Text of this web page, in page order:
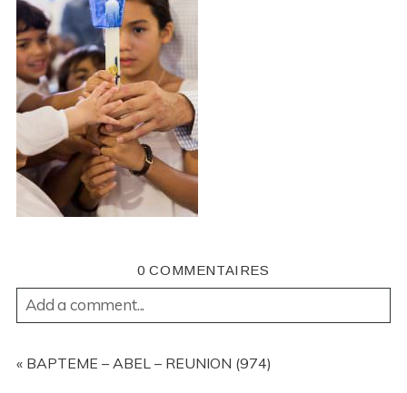
0 COMMENTAIRES
Add a comment...
REQUIRED FIELDS ARE MARKED *
« BAPTEME – ABEL – REUNION (974)